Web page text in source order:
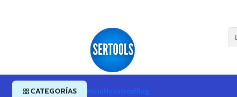
CATEGORÍAS InicioNosotrosBlog